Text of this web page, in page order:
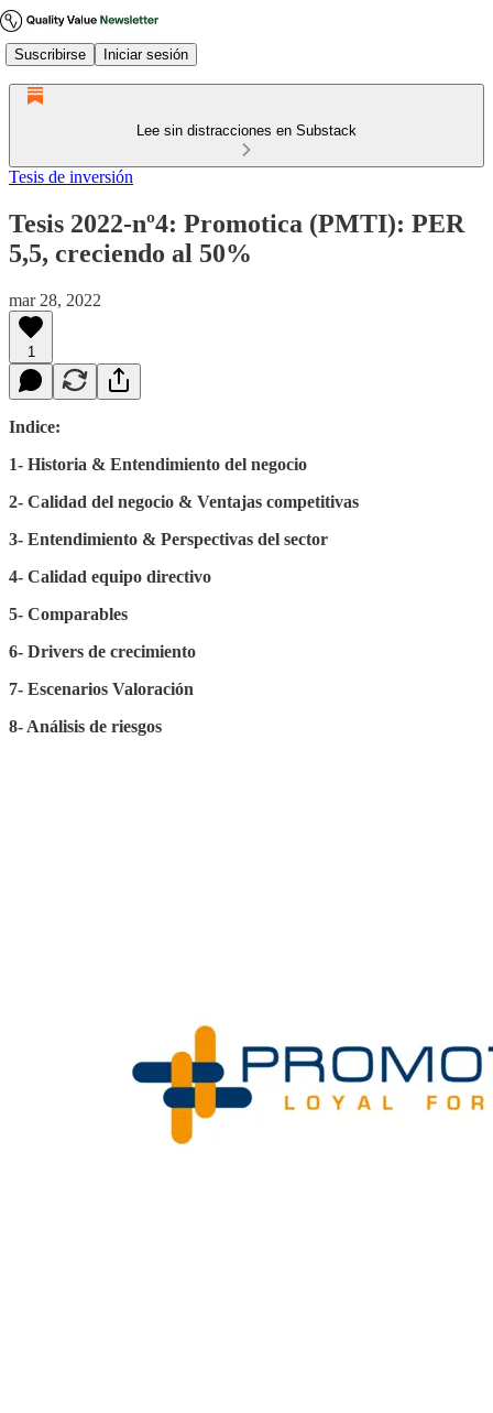
Suscribirse Iniciar sesión
Lee sin distracciones en Substack
Tesis de inversión
Tesis 2022-nº4: Promotica (PMTI): PER
5,5, creciendo al 50%
mar 28, 2022
1
Indice:
1- Historia & Entendimiento del negocio
2- Calidad del negocio & Ventajas competitivas
3- Entendimiento & Perspectivas del sector
4- Calidad equipo directivo
5- Comparables
6- Drivers de crecimiento
7- Escenarios Valoración
8- Análisis de riesgos